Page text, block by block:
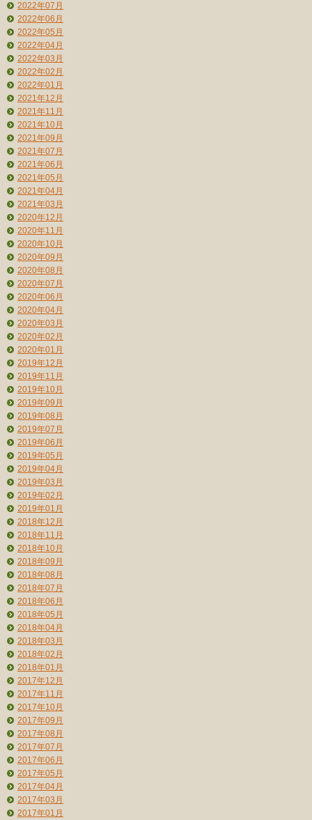
2022年07月
2022年06月
2022年05月
2022年04月
2022年03月
2022年02月
2022年01月
2021年12月
2021年11月
2021年10月
2021年09月
2021年07月
2021年06月
2021年05月
2021年04月
2021年03月
2020年12月
2020年11月
2020年10月
2020年09月
2020年08月
2020年07月
2020年06月
2020年04月
2020年03月
2020年02月
2020年01月
2019年12月
2019年11月
2019年10月
2019年09月
2019年08月
2019年07月
2019年06月
2019年05月
2019年04月
2019年03月
2019年02月
2019年01月
2018年12月
2018年11月
2018年10月
2018年09月
2018年08月
2018年07月
2018年06月
2018年05月
2018年04月
2018年03月
2018年02月
2018年01月
2017年12月
2017年11月
2017年10月
2017年09月
2017年08月
2017年07月
2017年06月
2017年05月
2017年04月
2017年03月
2017年01月